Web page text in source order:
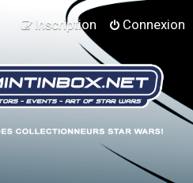
Connexion
Inscription